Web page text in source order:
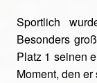
Sportlich
Besonders
Platz 1 seinen
Moment, den